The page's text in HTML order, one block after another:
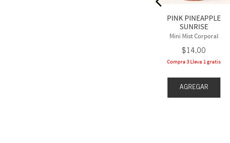
PINK PINEAPPLE
SUNRISE
Mini Mist Corporal
$14,00
Compra 3 Lleva 1 gratis
AGREGAR